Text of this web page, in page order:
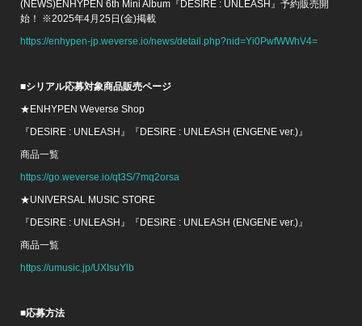
(NEWS)ENHYPEN 6th Mini Album『DESIRE : UNLEASH』予約販売開
始！ ※2025年4月25日(金)掲載
https://enhypen-jp.weverse.io/news/detail.php?nid=Yi0PwfWWhV4=
■シリアル応募対象商品販売ページ
★ENHYPEN Weverse Shop
『DESIRE : UNLEASH』『DESIRE : UNLEASH (ENGENE ver.)』
商品一覧
https://go.weverse.io/qt3S/7mq2orsa
★UNIVERSAL MUSIC STORE
『DESIRE : UNLEASH』『DESIRE : UNLEASH (ENGENE ver.)』
商品一覧
https://umusic.jp/UXIsuYlb
■応募方法